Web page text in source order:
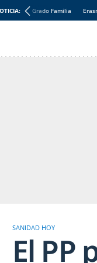
Grado Familia
SANIDAD HOY
El PP